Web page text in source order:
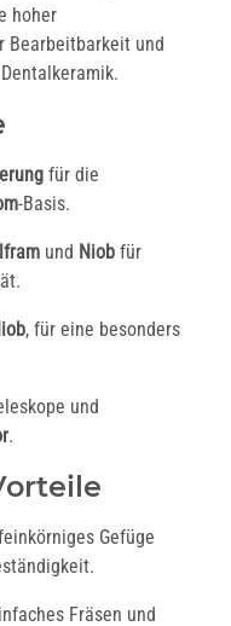
hoher
Bearbeitbarkeit und
für die
-Basis.
und Niob für
, für eine besonders
und
.
Gefüge
Fräsen und